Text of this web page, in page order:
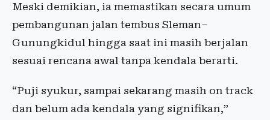
Meski demikian, ia memastikan secara umum
pembangunan jalan tembus Sleman–
Gunungkidul hingga saat ini masih berjalan
sesuai rencana awal tanpa kendala berarti.
“Puji syukur, sampai sekarang masih on track
dan belum ada kendala yang signifikan,”